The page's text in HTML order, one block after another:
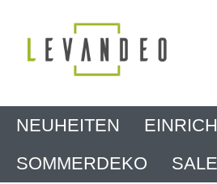
NEUHEITEN
SOMMERDEKO
SALE